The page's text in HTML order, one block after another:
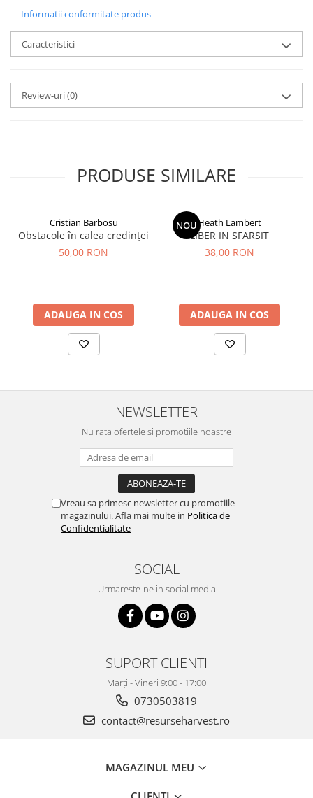
Informatii conformitate produs
Caracteristici
Review-uri(0)
PRODUSE SIMILARE
Cristian Barbosu
Obstacole în calea credinței
50,00 RON
ADAUGA IN COS
NOUHeath Lambert
LIBER IN SFARSIT
38,00 RON
ADAUGA IN COS
NEWSLETTER
Nu rata ofertele si promotiile noastre
Vreau sa primesc newsletter cu promotiile
magazinului. Afla mai multe in Politica de
Confidentialitate
SOCIAL
Urmareste-ne in social media
SUPORT CLIENTI
Marți - Vineri 9:00 - 17:00
0730503819
contact@resurseharvest.ro
MAGAZINUL MEU